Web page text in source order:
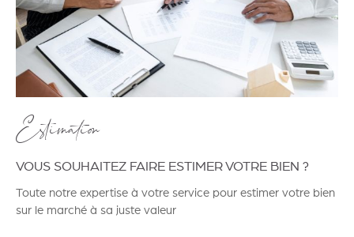
Estimation
VOUS SOUHAITEZ FAIRE ESTIMER VOTRE BIEN ?
Toute notre expertise à votre service pour estimer votre bien
sur le marché à sa juste valeur